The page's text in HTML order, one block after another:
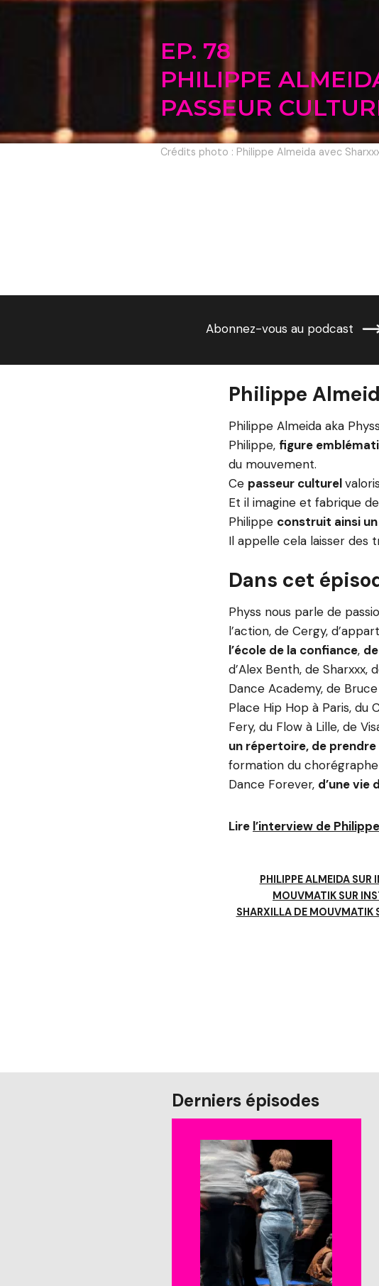
EP. 78
PHILIPPE
PASSEUR
Crédits photo : Philippe Almeida avec
Abonnez-vous au podcast
Philippe
Philippe Almeida aka
Philippe, figure
du mouvement.
Ce passeur culturel
Et il imagine et fabrique
Philippe construit ainsi
Il appelle cela laisser des
Dans cet
Physs nous parle de
l’action, de Cergy,
l’école de la confiance,
d’Alex Benth, de Sharxxx,
Dance Academy, de
Place Hip Hop à Paris, du
Fery, du Flow à Lille, de
un répertoire, de
formation du chorégraphe
Dance Forever, d’une vie
Lire l’interview de
PHILIPPE ALMEIDA SUR
MOUVMATIK SUR
SHARXILLA DE MOUVMATIK
Derniers épisodes